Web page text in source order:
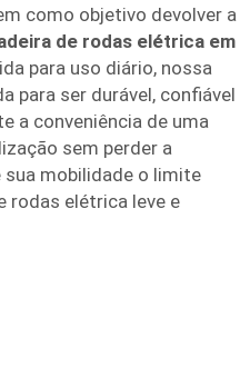
como objetivo devolver a
de rodas elétrica em
para uso diário, nossa
para ser durável, confiável
a conveniência de uma
sem perder a
sua mobilidade o limite
rodas elétrica leve e